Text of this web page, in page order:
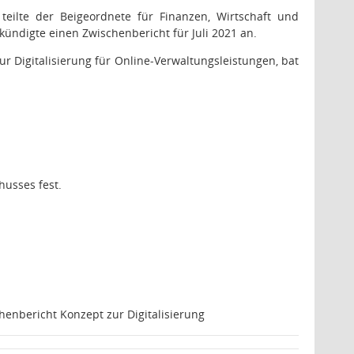
der Beigeordnete für Finanzen, Wirtschaft und
einen Zwischenbericht für Juli 2021 an.
Digitalisierung für Online-Verwaltungsleistungen, bat
fest.
Konzept zur Digitalisierung